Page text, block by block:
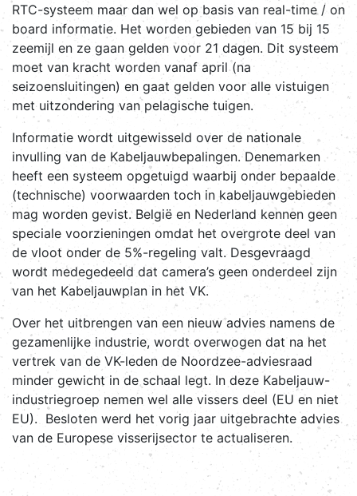
RTC-systeem maar dan wel op basis van real-time / on
board informatie. Het worden gebieden van 15 bij 15
zeemijl en ze gaan gelden voor 21 dagen. Dit systeem
moet van kracht worden vanaf april (na
seizoensluitingen) en gaat gelden voor alle vistuigen
met uitzondering van pelagische tuigen.
Informatie wordt uitgewisseld over de nationale
invulling van de Kabeljauwbepalingen. Denemarken
heeft een systeem opgetuigd waarbij onder bepaalde
(technische) voorwaarden toch in kabeljauwgebieden
mag worden gevist. België en Nederland kennen geen
speciale voorzieningen omdat het overgrote deel van
de vloot onder de 5%-regeling valt. Desgevraagd
wordt medegedeeld dat camera’s geen onderdeel zijn
van het Kabeljauwplan in het VK.
Over het uitbrengen van een nieuw advies namens de
gezamenlijke industrie, wordt overwogen dat na het
vertrek van de VK-leden de Noordzee-adviesraad
minder gewicht in de schaal legt. In deze Kabeljauw-
industriegroep nemen wel alle vissers deel (EU en niet
EU). Besloten werd het vorig jaar uitgebrachte advies
van de Europese visserijsector te actualiseren.